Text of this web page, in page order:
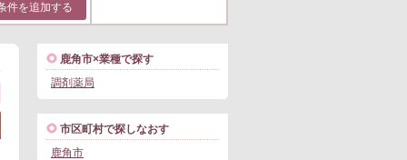
件を追加する
鹿角市×業種で探す
調剤薬局
市区町村で探しなおす
鹿角市